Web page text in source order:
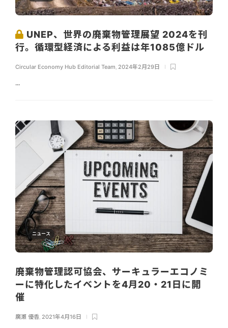
UNEP、世界の廃棄物管理展望 2024を刊
行。循環型経済による利益は年1085億ドル
Circular Economy Hub Editorial Team 2024年2月29日
...
ニュース
廃棄物管理認可協会、サーキュラーエコノミ
ーに特化したイベントを4月20・21日に開
催
廣瀬 優香 2021年4月16日